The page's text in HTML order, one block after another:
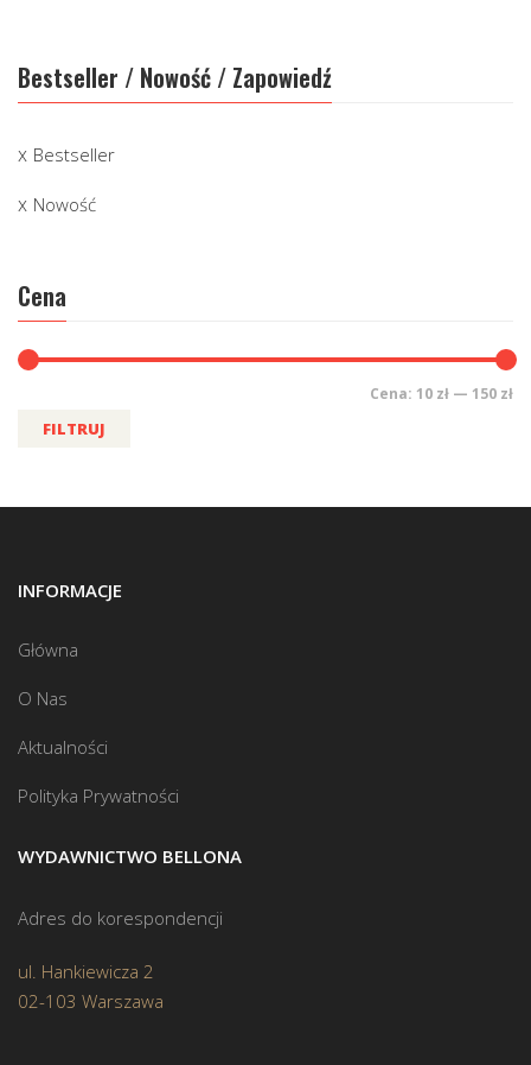
Bestseller / Nowość / Zapowiedź
Bestseller
Nowość
Cena
FILTRUJ
Cena: 10 zł — 150 zł
INFORMACJE
Główna
O Nas
Aktualności
Polityka Prywatności
WYDAWNICTWO BELLONA
Adres do korespondencji
ul. Hankiewicza 2
02-103 Warszawa